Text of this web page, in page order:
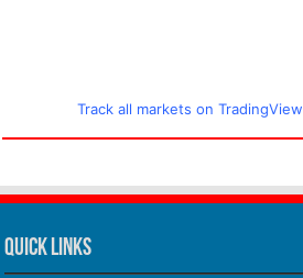
Track all markets on TradingView
Quick Links